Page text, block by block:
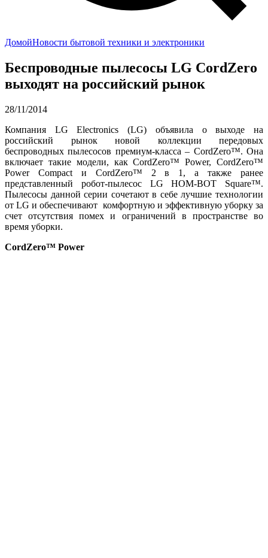
ДомойНовости бытовой техники и электроники
Беспроводные пылесосы LG CordZero
выходят на российский рынок
28/11/2014
Компания LG Electronics (LG) объявила о выходе на
российский рынок новой коллекции передовых
беспроводных пылесосов премиум-класса – CordZero™. Она
включает такие модели, как CordZero™ Power, CordZero™
Power Compact и CordZero™ 2 в 1, а также ранее
представленный робот-пылесос LG HOM-BOT Square™.
Пылесосы данной серии сочетают в себе лучшие технологии
от LG и обеспечивают комфортную и эффективную уборку за
счет отсутствия помех и ограничений в пространстве во
время уборки.
CordZero™ Power